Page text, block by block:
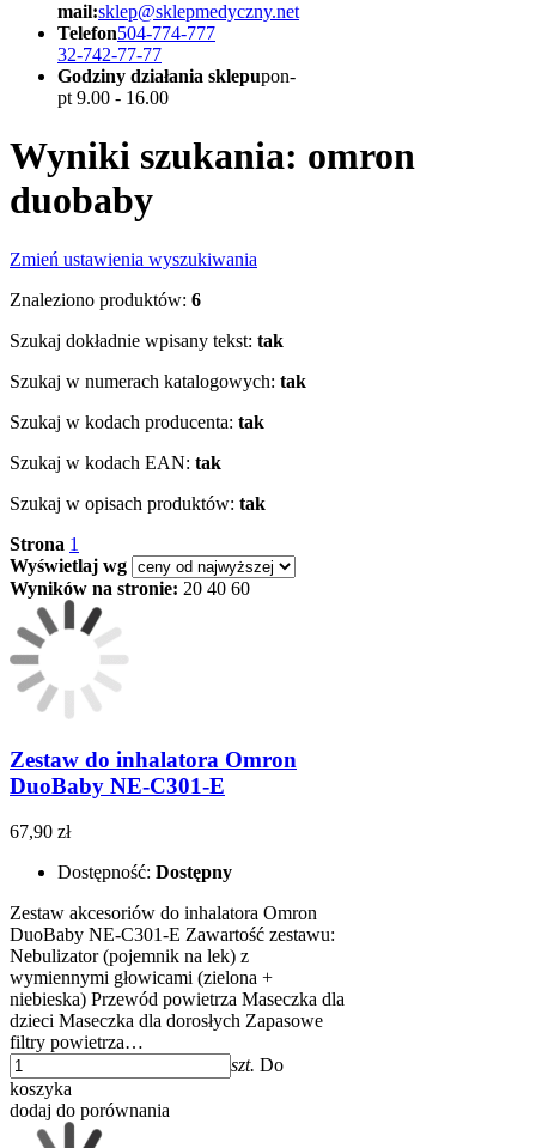
mail:sklep@sklepmedyczny.net
Telefon504-774-777
32-742-77-77
Godziny działania sklepupon-
pt 9.00 - 16.00
Wyniki szukania: omron
duobaby
Zmień ustawienia wyszukiwania
Znaleziono produktów: 6
Szukaj dokładnie wpisany tekst: tak
Szukaj w numerach katalogowych: tak
Szukaj w kodach producenta: tak
Szukaj w kodach EAN: tak
Szukaj w opisach produktów: tak
Strona 1
Wyświetlaj wg
Wyników na stronie: 20 40 60
Zestaw do inhalatora Omron
DuoBaby NE-C301-E
67,90 zł
Dostępność: Dostępny
Zestaw akcesoriów do inhalatora Omron
DuoBaby NE-C301-E Zawartość zestawu:
Nebulizator (pojemnik na lek) z
wymiennymi głowicami (zielona +
niebieska) Przewód powietrza Maseczka dla
dzieci Maseczka dla dorosłych Zapasowe
filtry powietrza…
szt. Do
koszyka
dodaj do porównania